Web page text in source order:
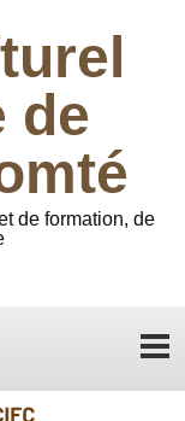
de
de formation, de